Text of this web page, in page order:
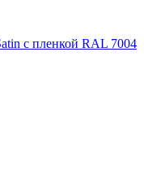
с пленкой RAL 7004